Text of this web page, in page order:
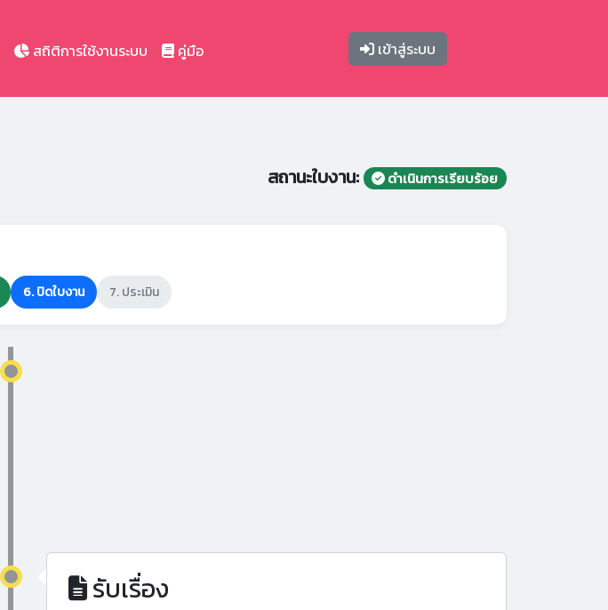
สถิติการใช้งานระบบ คู่มือ เข้าสู่ระบบ
สถานะใบงาน: ดำเนินการเรียบร้อย
6. ปิดใบงาน 7. ประเมิน
รับเรื่อง